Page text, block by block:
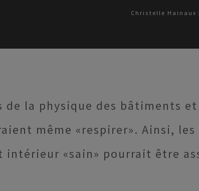
Christelle Hainaux
de la physique des bâtiments
même «respirer». Ainsi,
«sain» pourrait être